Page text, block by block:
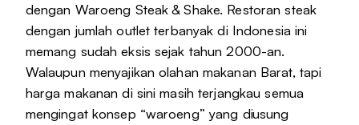
dengan Waroeng Steak & Shake. Restoran steak
dengan jumlah outlet terbanyak di Indonesia ini
memang sudah eksis sejak tahun 2000-an.
Walaupun menyajikan olahan makanan Barat, tapi
harga makanan di sini masih terjangkau semua
mengingat konsep “waroeng” yang diusung